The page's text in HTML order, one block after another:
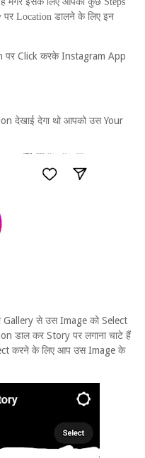
पर Location डालने के लिए इन
Click करके Instagram App
देखाई देगा थो आपको उस Your
से उस Image को Select
डाल कर Story पर लगाना चाटे हैं
करने के लिए आप उस Image के